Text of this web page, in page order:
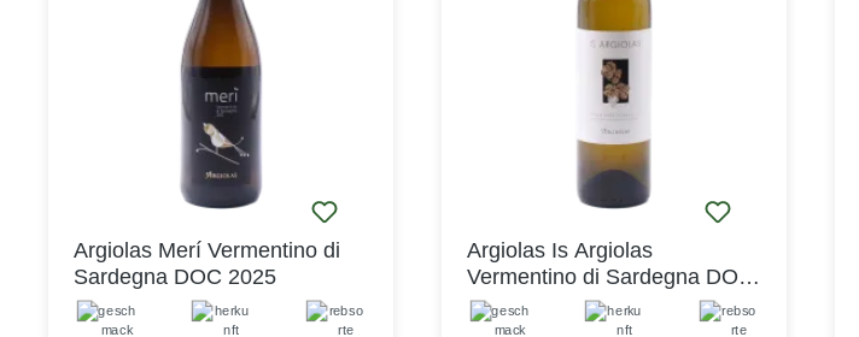
ausgewogene Harmonie begeistert.
Der Barriqueausbau über 18 bis 24
Monate sowie die anschließende
Reifezeit in der Flasche von 12 bis 14
Monaten tun ihr Übriges. Lassen Sie
sich von diesem preisgekrönten
Sarden begeistern!Ein so
vollaromatischer Rotwein wie der
Turriga Isola dei Nuraghi von Argiolas
sollte etwas nicht minder Gehaltvolles
zur Seite gestellt bekommen. Er
verträgt gut gewürzte Gerichte aus
rotem Fleisch oder auch Wildbret:
Die typische Würze des Inselbodens
unterstützt die typische Frische des
Vermentino und macht ihn zu einem
besonders ausgewogenen,
charakterstarken Weißwein. Durch die
feine Säure wirkt der Costamolino
sehr frisch und fruchtig und vermittelt
sofort ein Urlaubsgefühl, Sehnsucht
nach Sardinen inklusive! Ein solch
frisch-fruchtiger und dennoch
kraftvoller Weißwein wie der
Costamolino fühlt sich am wohlsten in
Begleitung von Fisch- und
Argiolas Merí Vermentino di
Sardegna DOC 2025
Argiolas Is Argiolas
Vermentino di Sardegna DOC
2025